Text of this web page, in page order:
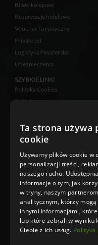
Bilety kolejowe
Rezerwacje hotelowe
Voucher Turystyczny
Private Jet
Logistyka Pasażerska
Ubezpieczenia
SZYBKIE LINKI
Polityka Cookies
Polityka prywatności
Klauzula informacyjna
RODO
Klauzula Informacyjna w
przypadku zbierania danych
osobowych niebezpośrednio od
osoby, której dane dotyczą
Klauzula Informacyjna w
przypadku zbierania danych
osobowych bezpośrednio od
której dane dotyczą
Ta strona używa
cookie
Używamy plików cookie w
personalizacji treści,
naszego ruchu.
informacje o tym, jak
witryny, naszym
analitycznym, którzy mogą
innymi informacjami, które
lub które zebrali w wyniku
Ciebie z ich usług. Polityka